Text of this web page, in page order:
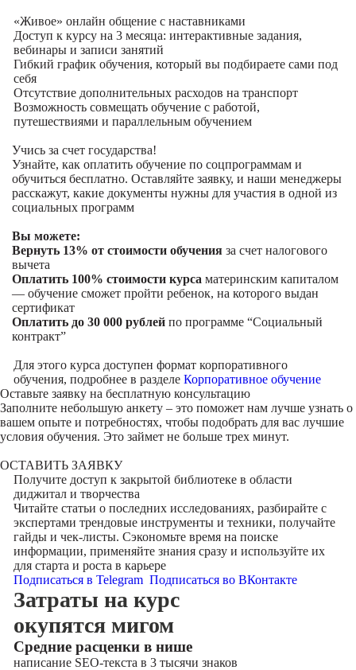
«Живое» онлайн общение с наставниками
Доступ к курсу на 3 месяца: интерактивные задания,
вебинары и записи занятий
Гибкий график обучения, который вы подбираете сами под
себя
Отсутствие дополнительных расходов на транспорт
Возможность совмещать обучение с работой,
путешествиями и параллельным обучением
Учись за счет государства!
Узнайте, как оплатить обучение по соцпрограммам и
обучиться бесплатно. Оставляйте заявку, и наши менеджеры
расскажут, какие документы нужны для участия в одной из
социальных программ
Вы можете:
Вернуть 13% от стоимости обучения за счет налогового
вычета
Оплатить 100% стоимости курса материнским капиталом
— обучение сможет пройти ребенок, на которого выдан
сертификат
Оплатить до 30 000 рублей по программе “Социальный
контракт”
Для этого курса доступен формат корпоративного
обучения, подробнее в разделе Корпоративное обучение
Оставьте заявку на бесплатную консультацию
Заполните небольшую анкету – это поможет нам лучше узнать о
вашем опыте и потребностях, чтобы подобрать для вас лучшие
условия обучения. Это займет не больше трех минут.
ОСТАВИТЬ ЗАЯВКУ
Получите доступ к закрытой библиотекев области
диджитал и творчества
Читайте статьи о последних исследованиях, разбирайте с
экспертами трендовые инструменты и техники, получайте
гайды и чек-листы. Сэкономьте время на поиске
информации, применяйте знания сразу и используйте их
для старта и роста в карьере
Подписаться в Telegram Подписаться во ВКонтакте
Затраты на курс
окупятся мигом
Cредние расценки в нише
написание SEO-текста в 3 тысячи знаков